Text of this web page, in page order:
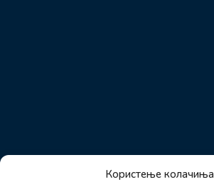
Користење колачиња